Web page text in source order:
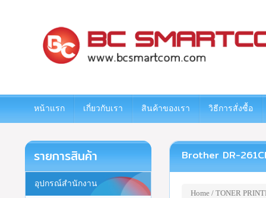
หน้าแรก เกี่ยวกับเรา สินค้าของเรา วิธีการสั่งซื้อ
Brother DR-
Home/ TONER
รายการสินค้า
อุปกรณ์สำนักงาน